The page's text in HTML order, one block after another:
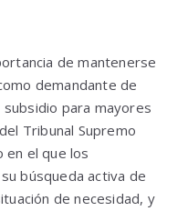
de mantenerse
demandante de
para mayores
Tribunal Supremo
en el que los
búsqueda activa de
de necesidad, y